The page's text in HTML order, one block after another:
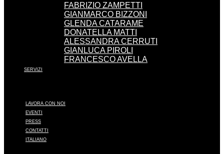
FABRIZIO ZAMPETTI
GIANMARCO BIZZONI
GLENDA CATARAME
DONATELLA MATTI
ALESSANDRA CERRUTI
GIANLUCA PIROLI
FRANCESCO AVELLA
SERVIZI
LAVORA CON NOI
EVENTI
PRESS
CONTATTI
ITALIANO